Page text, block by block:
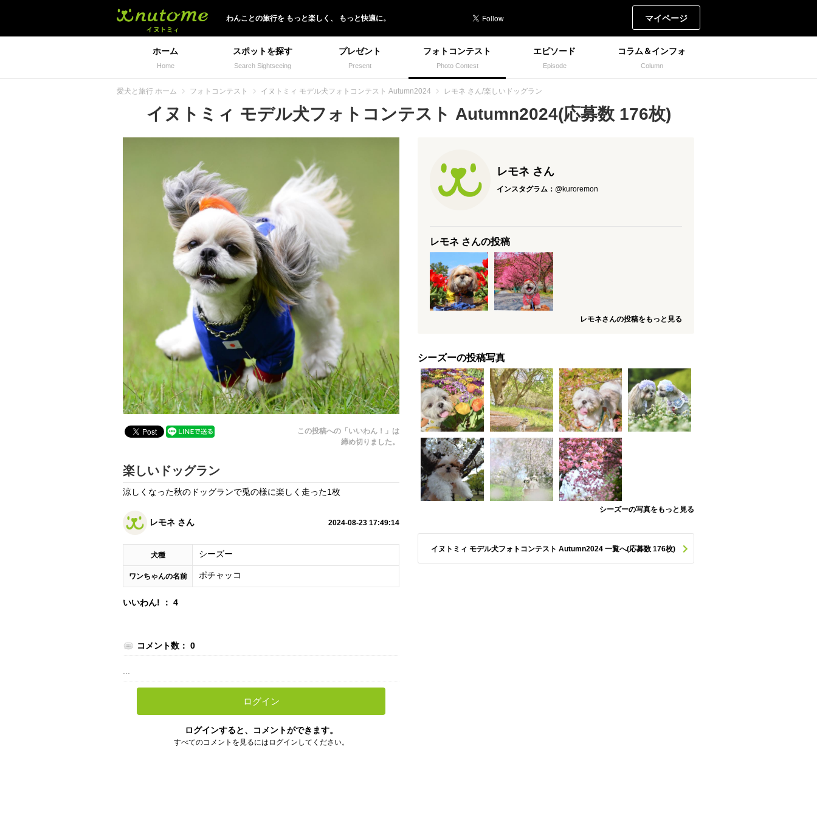
わんことの旅行を もっと楽しく、 もっと快適に。 マイページ
ホーム
Home
スポットを探す
Search Sightseeing
プレゼント
Present
フォトコンテスト
Photo Contest
エピソード
Episode
コラム＆インフォ
Column
愛犬と旅行 ホーム フォトコンテスト イヌトミィ モデル犬フォトコンテスト Autumn2024 レモネ さん/楽しいドッグラン
イヌトミィ モデル犬フォトコンテスト Autumn2024(応募数 176枚)
この投稿への「いいわん！」は
締め切りました。
楽しいドッグラン
涼しくなった秋のドッグランで兎の様に楽しく走った1枚
レモネ さん 2024-08-23 17:49:14
犬種 シーズー
ワンちゃんの名前 ポチャッコ
いいわん! ： 4
コメント数： 0
ログイン
ログインすると、コメントができます。
すべてのコメントを見るにはログインしてください。
レモネ さん
インスタグラム： @kuroremon
レモネ さんの投稿
レモネさんの投稿をもっと見る
シーズーの投稿写真
シーズーの写真をもっと見る
イヌトミィ モデル犬フォトコンテスト Autumn2024 一覧へ(応募数 176枚)